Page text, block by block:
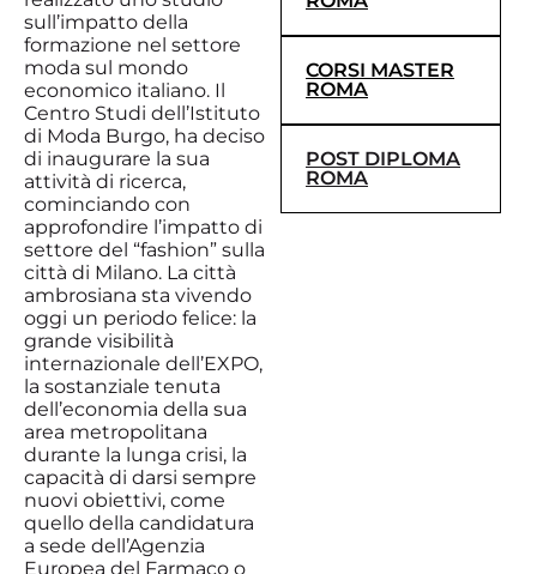
sull’impatto della
formazione nel settore
moda sul mondo
economico italiano. Il
Centro Studi dell’Istituto
di Moda Burgo, ha deciso
di inaugurare la sua
attività di ricerca,
cominciando con
approfondire l’impatto di
settore del “fashion” sulla
città di Milano. La città
ambrosiana sta vivendo
oggi un periodo felice: la
grande visibilità
internazionale dell’EXPO,
la sostanziale tenuta
dell’economia della sua
area metropolitana
durante la lunga crisi, la
capacità di darsi sempre
nuovi obiettivi, come
quello della candidatura
a sede dell’Agenzia
Europea del Farmaco o
CORSI MASTER
ROMA
POST DIPLOMA
ROMA